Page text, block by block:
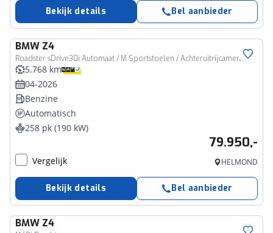
Bekijk details Bel aanbieder
BMW Z4
Roadster sDrive30i Automaat / M Sportstoelen / Achteruitrijcamera / Adaptieve LED / Active Cruise Control / Head-Up / M Adaptief onderstel / Comfort Access
5.768 km
04-2026
Benzine
Automatisch
258 pk (190 kW)
79.950,-
Vergelijk HELMOND
Bekijk details Bel aanbieder
BMW Z4